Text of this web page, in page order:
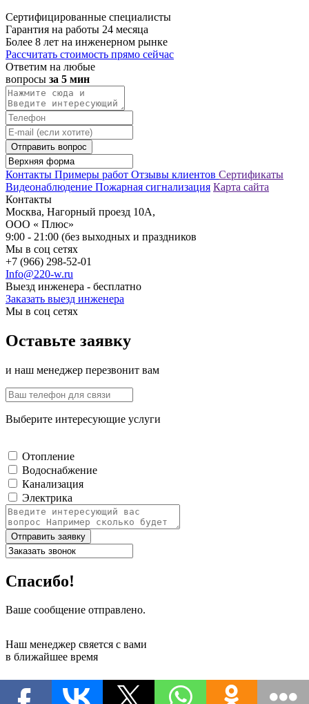
Сертифицированные специалисты
Гарантия на работы 24 месяца
Более 8 лет на инженерном рынке
Рассчитать стоимость прямо сейчас
Ответим на любые
вопросы за 5 мин
Отправить вопрос
Контакты Примеры работ Отзывы клиентов Сертификаты
Видеонаблюдение Пожарная сигнализация Карта сайта
Контакты
Москва, Нагорный проезд 10А,
ООО « Плюс»
9:00 - 21:00 (без выходных и праздников
Мы в соц сетях
+7 (966) 298-52-01
Info@220-w.ru
Выезд инженера - бесплатно
Заказать выезд инженера
Мы в соц сетях
Оставьте заявку
и наш менеджер перезвонит вам
Выберите интересующие услуги
Отопление
Водоснабжение
Канализация
Электрика
Отправить заявку
Спасибо!
Ваше сообщение отправлено.
Наш менеджер свяется с вами
в ближайшее время